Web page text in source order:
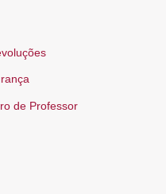
de Professor